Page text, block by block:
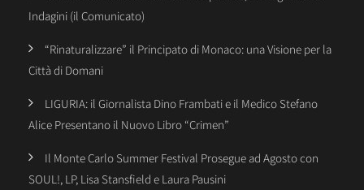
Indagini (il Comunicato)
“Rinaturalizzare” il Principato di Monaco: una Visione per la
Città di Domani
LIGURIA: il Giornalista Dino Frambati e il Medico Stefano
Alice Presentano il Nuovo Libro “Crimen”
Il Monte Carlo Summer Festival Prosegue ad Agosto con
SOUL!, LP, Lisa Stansfield e Laura Pausini